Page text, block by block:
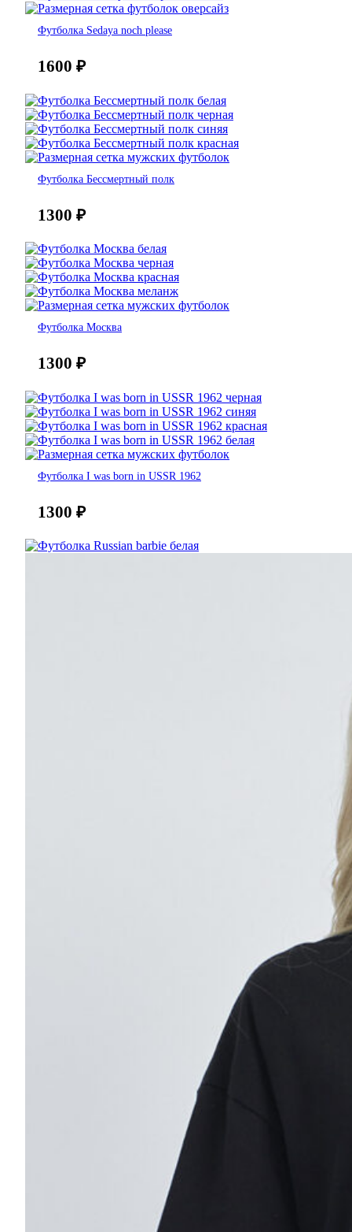
Футболка Sedaya noch please
1600 ₽
Футболка Бессмертный полк
1300 ₽
Футболка Москва
1300 ₽
Футболка I was born in USSR 1962
1300 ₽